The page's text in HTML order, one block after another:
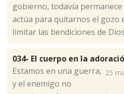
gobierno, todavía permanece
actúa para quitarnos el gozo
limitar las bendiciones de
034- El cuerpo en la
25
​Estamos en una guerra,
y el enemigo no